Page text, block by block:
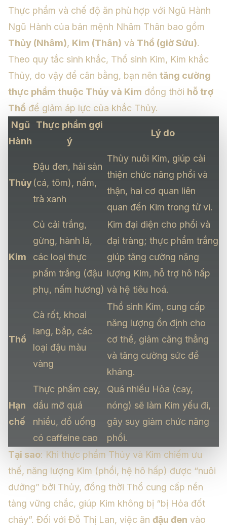
Thực phẩm và chế độ ăn phù hợp với Ngũ Hành
Ngũ Hành của bản mệnh Nhâm Thân bao gồm
Thủy (Nhâm), Kim (Thân) và Thổ (giờ Sửu).
Theo quy tắc sinh khắc, Thổ sinh Kim, Kim khắc
Thủy, do vậy để cân bằng, bạn nên tăng cường
thực phẩm thuộc Thủy và Kim đồng thời hỗ trợ
Thổ để giảm áp lực của khắc Thủy.
Ngũ
Hành
Thực phẩm gợi
ý
Lý do
Thủy
Đậu đen, hải sản
(cá, tôm), nấm,
trà xanh
Thủy nuôi Kim, giúp cải
thiện chức năng phổi và
thận, hai cơ quan liên
quan đến Kim trong tử vi.
Kim
Củ cải trắng,
gừng, hành lá,
các loại thực
phẩm trắng (đậu
phụ, nấm hương)
Kim đại diện cho phổi và
đại tràng; thực phẩm trắng
giúp tăng cường năng
lượng Kim, hỗ trợ hô hấp
và hệ tiêu hoá.
Thổ
Cà rốt, khoai
lang, bắp, các
loại đậu màu
vàng
Thổ sinh Kim, cung cấp
năng lượng ổn định cho
cơ thể, giảm căng thẳng
và tăng cường sức đề
kháng.
Hạn
chế
Thực phẩm cay,
dầu mỡ quá
nhiều, đồ uống
có caffeine cao
Quá nhiều Hỏa (cay,
nóng) sẽ làm Kim yếu đi,
gây suy giảm chức năng
phổi.
Tại sao: Khi thực phẩm Thủy và Kim chiếm ưu
thế, năng lượng Kim (phổi, hệ hô hấp) được “nuôi
dưỡng” bởi Thủy, đồng thời Thổ cung cấp nền
tảng vững chắc, giúp Kim không bị “bị Hỏa đốt
cháy”. Đối với Đỗ Thị Lan, việc ăn đậu đen vào